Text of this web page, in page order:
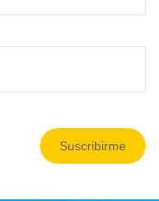
Suscribirme